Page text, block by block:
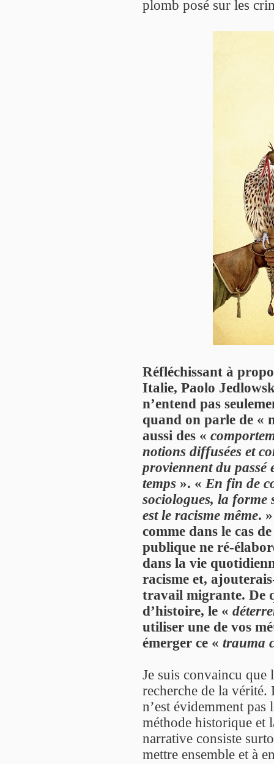
plomb posé sur les
Réfléchissant à
Italie, Paolo
n’entend pas
quand on parle de «
aussi des «
notions diffusées et
proviennent du passé
temps ». « En fin de
sociologues, la forme
est le racisme même.
comme dans le cas
publique ne ré-
dans la vie
racisme et,
travail migrante. De
d’histoire, le «
utiliser une de vos
émerger ce « trauma
Je suis convaincu que
recherche de la
n’est évidemment
méthode historique et
narrative consiste
mettre ensemble et à